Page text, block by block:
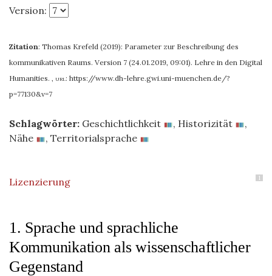
Version:
Zitation: Thomas Krefeld (2019): Parameter zur Beschreibung des
kommunikativen Raums. Version 7 (24.01.2019, 09:01). Lehre in den Digital
Humanities. , url: https://www.dh-lehre.gwi.uni-muenchen.de/?
p=77130&v=7
Schlagwörter: Geschichtlichkeit , Historizität
,
Nähe
, Territorialsprache
1
Lizenzierung
1. Sprache und sprachliche
Kommunikation als wissenschaftlicher
Gegenstand